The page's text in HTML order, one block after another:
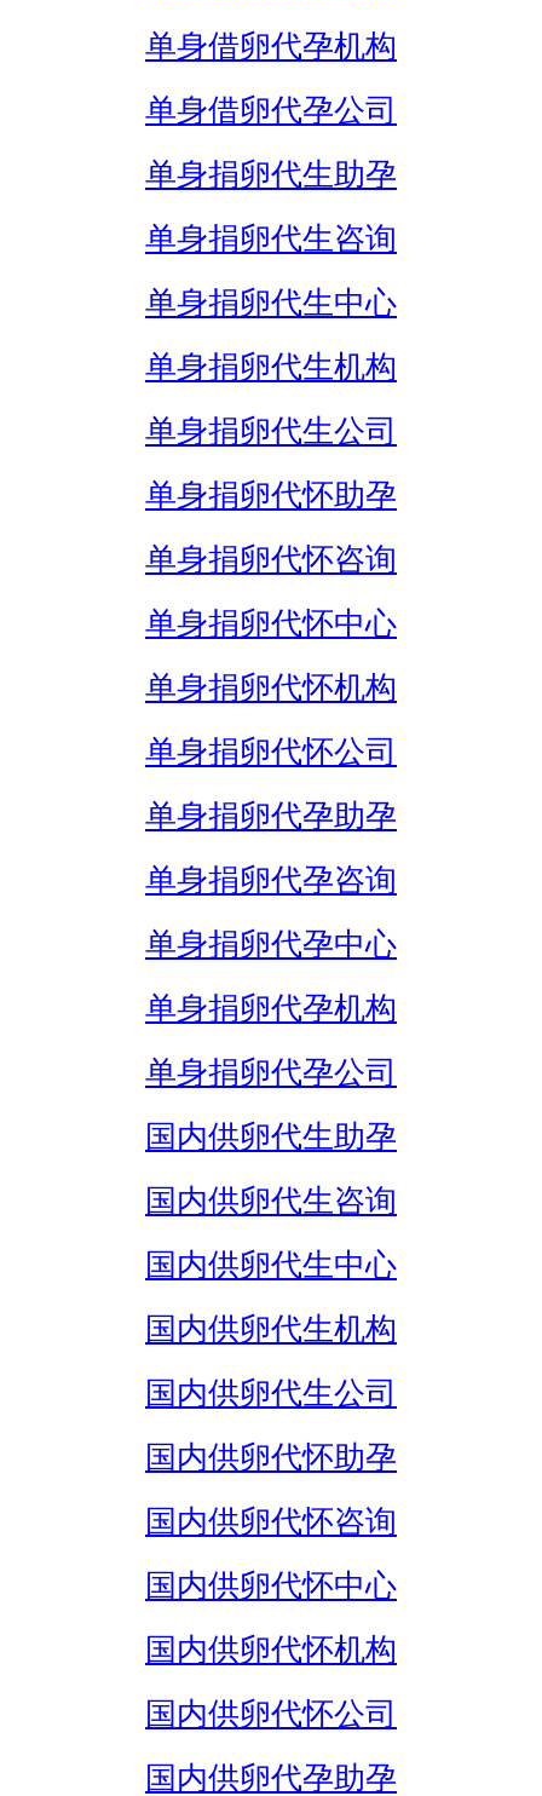
单身借卵代孕机构
单身借卵代孕公司
单身捐卵代生助孕
单身捐卵代生咨询
单身捐卵代生中心
单身捐卵代生机构
单身捐卵代生公司
单身捐卵代怀助孕
单身捐卵代怀咨询
单身捐卵代怀中心
单身捐卵代怀机构
单身捐卵代怀公司
单身捐卵代孕助孕
单身捐卵代孕咨询
单身捐卵代孕中心
单身捐卵代孕机构
单身捐卵代孕公司
国内供卵代生助孕
国内供卵代生咨询
国内供卵代生中心
国内供卵代生机构
国内供卵代生公司
国内供卵代怀助孕
国内供卵代怀咨询
国内供卵代怀中心
国内供卵代怀机构
国内供卵代怀公司
国内供卵代孕助孕